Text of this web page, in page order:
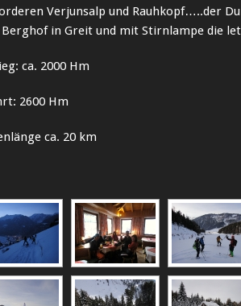
Verjunsalp und Rauhkopf…..der
in Greit und mit Stirnlampe die
ca. 2000 Hm
2600 Hm
ca. 20 km